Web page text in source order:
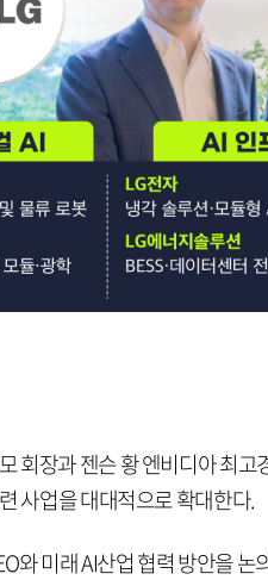
회장과 젠슨 황 엔비디아 최
사업을 대대적으로 확대한다.
와 미래 AI산업 협력 방안을 논